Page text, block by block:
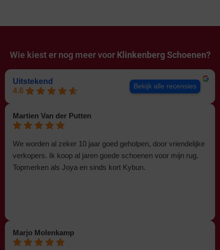
Wie kiest er nog meer voor Klinkenberg Schoenen?
Uitstekend
4.6
Bekijk alle recensies
Martien Van der Putten
We worden al zeker 10 jaar goed geholpen, door vriendelijke
verkopers. Ik koop al jaren goede schoenen voor mijn rug.
Topmerken als Joya en sinds kort Kybun.
Marjo Molenkamp